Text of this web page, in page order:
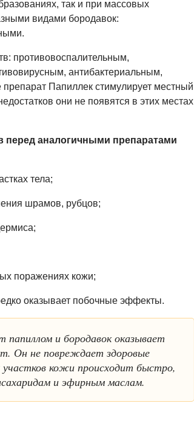
так и при массовых
видами бородавок:
противовоспалительным,
антибактериальным,
Папиллек стимулирует местный
они не появятся в этих местах
перед аналогичными препаратами
тела;
шрамов, рубцов;
поражениях кожи;
оказывает побочные эффекты.
папиллом и бородавок оказывает
Он не повреждает здоровые
кожи происходит быстро,
и эфирным маслам.